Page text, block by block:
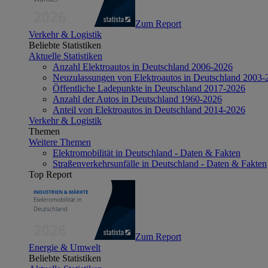
Zum Report
Verkehr & Logistik
Beliebte Statistiken
Aktuelle Statistiken
Anzahl Elektroautos in Deutschland 2006-2026
Neuzulassungen von Elektroautos in Deutschland 2003-
Öffentliche Ladepunkte in Deutschland 2017-2026
Anzahl der Autos in Deutschland 1960-2026
Anteil von Elektroautos in Deutschland 2014-2026
Verkehr & Logistik
Themen
Weitere Themen
Elektromobilität in Deutschland - Daten & Fakten
Straßenverkehrsunfälle in Deutschland - Daten & Fakten
Top Report
Zum Report
Energie & Umwelt
Beliebte Statistiken